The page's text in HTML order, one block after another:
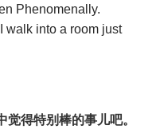
Phenomenally.
walk into a room just
得特别棒的事儿吧。